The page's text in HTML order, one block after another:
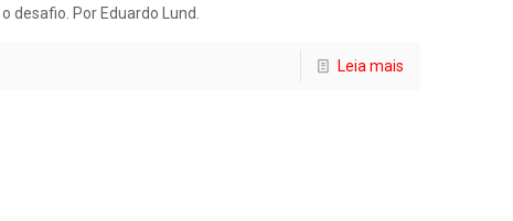
desafio. Por Eduardo Lund.
Leia mais